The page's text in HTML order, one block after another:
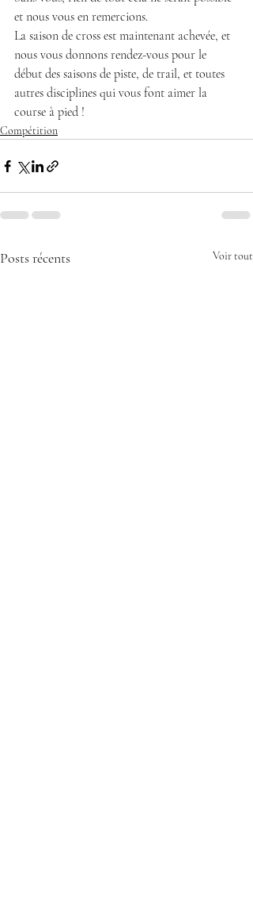
et nous vous en remercions.
La saison de cross est maintenant achevée, et
nous vous donnons rendez-vous pour le
début des saisons de piste, de trail, et toutes
autres disciplines qui vous font aimer la
course à pied !
Compétition
Posts récents Voir tout